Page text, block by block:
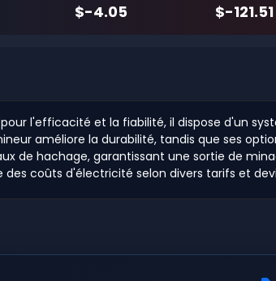
$-4.05 $-121.51
l'efficacité et la fiabilité, il dispose d'un
améliore la durabilité, tandis que ses
de hachage, garantissant une sortie de
coûts d'électricité selon divers tarifs et